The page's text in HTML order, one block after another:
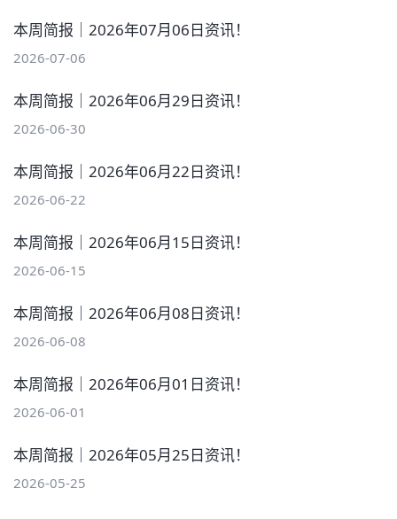
本周简报｜2026年07月06日资讯！
2026-07-06
本周简报｜2026年06月29日资讯！
2026-06-30
本周简报｜2026年06月22日资讯！
2026-06-22
本周简报｜2026年06月15日资讯！
2026-06-15
本周简报｜2026年06月08日资讯！
2026-06-08
本周简报｜2026年06月01日资讯！
2026-06-01
本周简报｜2026年05月25日资讯！
2026-05-25